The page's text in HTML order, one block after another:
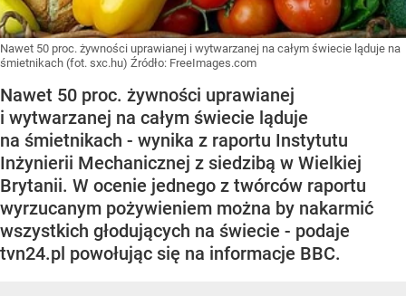
Nawet 50 proc. żywności uprawianej i wytwarzanej na całym świecie ląduje na
śmietnikach (fot. sxc.hu) Źródło: FreeImages.com
Nawet 50 proc. żywności uprawianej
i wytwarzanej na całym świecie ląduje
na śmietnikach - wynika z raportu Instytutu
Inżynierii Mechanicznej z siedzibą w Wielkiej
Brytanii. W ocenie jednego z twórców raportu
wyrzucanym pożywieniem można by nakarmić
wszystkich głodujących na świecie - podaje
tvn24.pl powołując się na informacje BBC.